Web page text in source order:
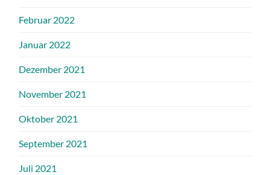
Februar 2022
Januar 2022
Dezember 2021
November 2021
Oktober 2021
September 2021
Juli 2021